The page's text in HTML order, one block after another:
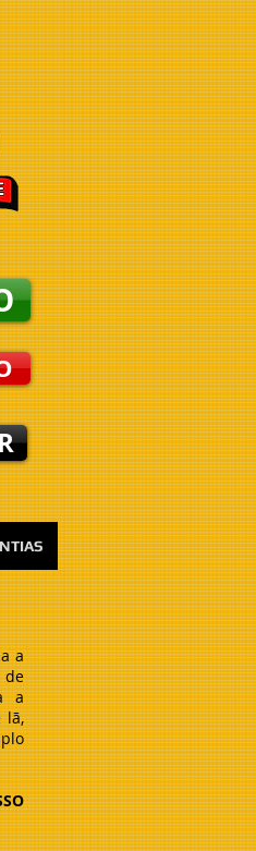
a
a
lã,